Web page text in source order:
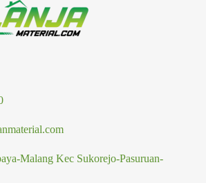
Malang Kec Sukorejo-Pasuruan-